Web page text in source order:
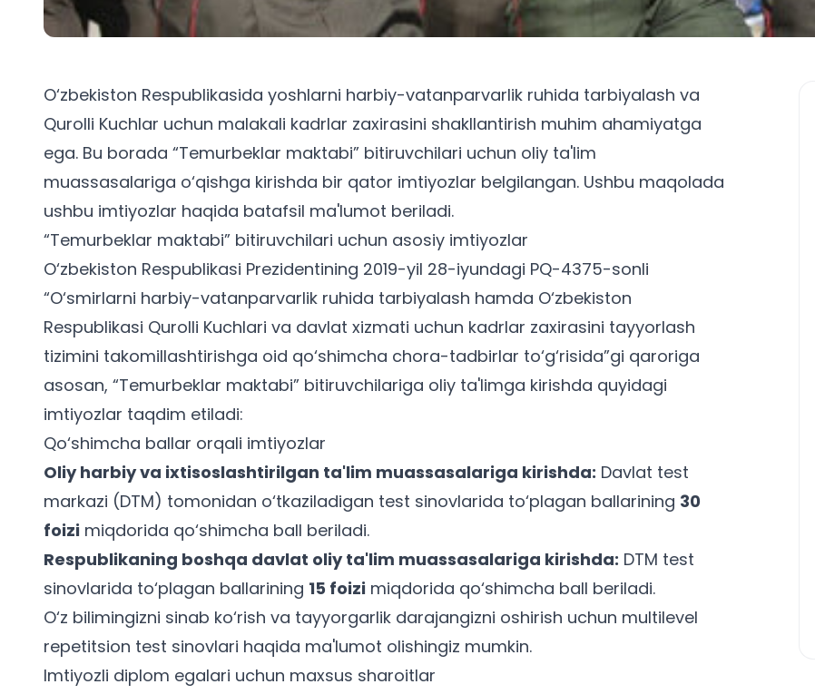
O‘zbekiston Respublikasida yoshlarni harbiy-vatanparvarlik ruhida tarbiyalash va
Qurolli Kuchlar uchun malakali kadrlar zaxirasini shakllantirish muhim ahamiyatga
ega. Bu borada “Temurbeklar maktabi” bitiruvchilari uchun oliy ta'lim
muassasalariga o‘qishga kirishda bir qator imtiyozlar belgilangan. Ushbu maqolada
ushbu imtiyozlar haqida batafsil ma'lumot beriladi.
“Temurbeklar maktabi” bitiruvchilari uchun asosiy imtiyozlar
O‘zbekiston Respublikasi Prezidentining 2019-yil 28-iyundagi PQ-4375-sonli
“O‘smirlarni harbiy-vatanparvarlik ruhida tarbiyalash hamda O‘zbekiston
Respublikasi Qurolli Kuchlari va davlat xizmati uchun kadrlar zaxirasini tayyorlash
tizimini takomillashtirishga oid qo‘shimcha chora-tadbirlar to‘g‘risida”gi qaroriga
asosan, “Temurbeklar maktabi” bitiruvchilariga oliy ta'limga kirishda quyidagi
imtiyozlar taqdim etiladi:
Qo‘shimcha ballar orqali imtiyozlar
Oliy harbiy va ixtisoslashtirilgan ta'lim muassasalariga kirishda: Davlat test
markazi (DTM) tomonidan o‘tkaziladigan test sinovlarida to‘plagan ballarining 30
foizi miqdorida qo‘shimcha ball beriladi.
Respublikaning boshqa davlat oliy ta'lim muassasalariga kirishda: DTM test
sinovlarida to‘plagan ballarining 15 foizi miqdorida qo‘shimcha ball beriladi.
O‘z bilimingizni sinab ko‘rish va tayyorgarlik darajangizni oshirish uchun multilevel
repetitsion test sinovlari haqida ma'lumot olishingiz mumkin.
Imtiyozli diplom egalari uchun maxsus sharoitlar